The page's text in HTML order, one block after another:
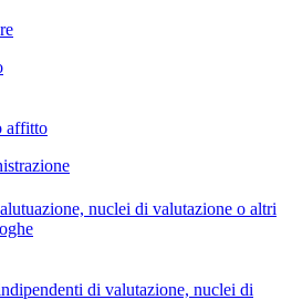
affitto
nuclei di valutazione o altri
di valutazione, nuclei di